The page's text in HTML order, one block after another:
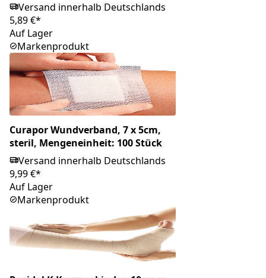
Versand innerhalb Deutschlands
5,89 €*
Auf Lager
Markenprodukt
Curapor Wundverband, 7 x 5cm,
steril, Mengeneinheit: 100 Stück
Versand innerhalb Deutschlands
9,99 €*
Auf Lager
Markenprodukt